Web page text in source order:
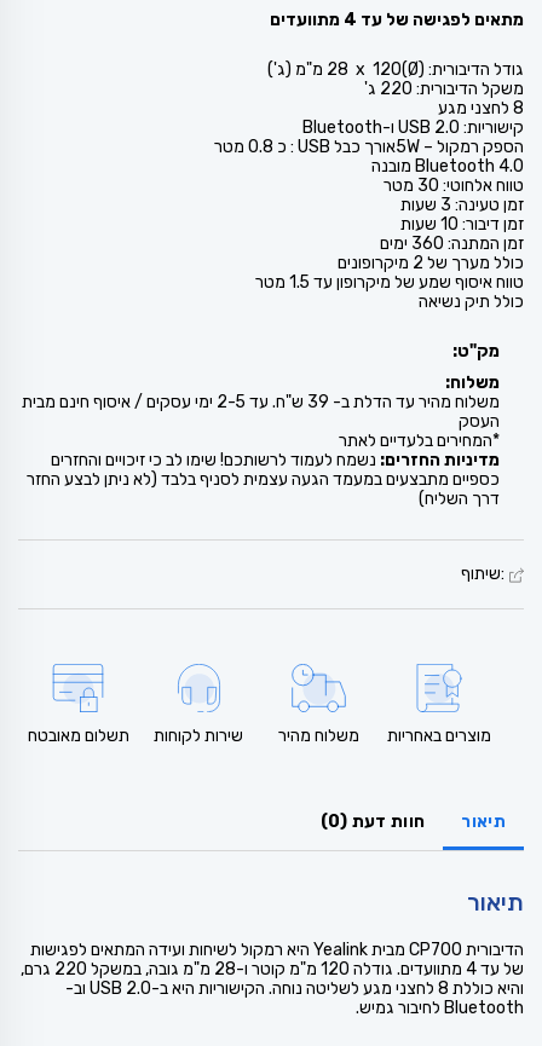
מתאים לפגישה של עד 4 מתוועדים
גודל הדיבורית: (Ø)120 ‏ x ‏ 28 מ"מ (ג')
משקל הדיבורית: 220 ג'
8 לחצני מגע
קישוריות: USB 2.0 ו-Bluetooth
הספק רמקול – 5Wאורך כבל USB : כ 0.8 מטר
Bluetooth 4.0 מובנה
טווח אלחוטי: 30 מטר
זמן טעינה: 3 שעות
זמן דיבור: 10 שעות
זמן המתנה: 360 ימים
כולל מערך של 2 מיקרופונים
טווח איסוף שמע של מיקרופון עד 1.5 מטר
כולל תיק נשיאה
מק"ט:
משלוח:
משלוח מהיר עד הדלת ב- 39 ש"ח. עד 2-5 ימי עסקים / איסוף חינם מבית
העסק
*המחירים בלעדיים לאתר
מדיניות החזרים: נשמח לעמוד לרשותכם! שימו לב כי זיכויים והחזרים
כספיים מתבצעים במעמד הגעה עצמית לסניף בלבד (לא ניתן לבצע החזר
דרך השליח)
:שיתוף
מוצרים באחריות משלוח מהיר שירות לקוחות תשלום מאובטח
תיאור חוות דעת (0)
תיאור
הדיבורית CP700 מבית Yealink היא רמקול לשיחות ועידה המתאים לפגישות
של עד 4 מתוועדים. גודלה 120 מ"מ קוטר ו-28 מ"מ גובה, במשקל 220 גרם,
והיא כוללת 8 לחצני מגע לשליטה נוחה. הקישוריות היא ב-USB 2.0 וב-
Bluetooth לחיבור גמיש.